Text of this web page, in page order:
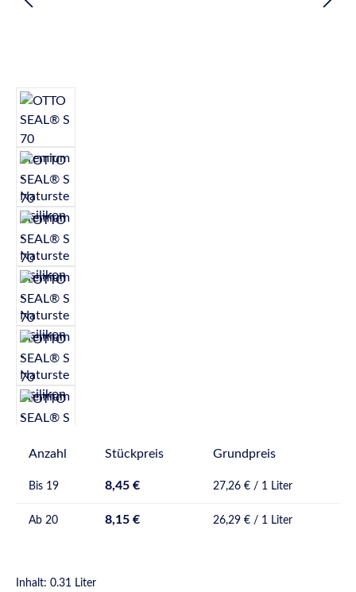
Anzahl Stückpreis Grundpreis
Bis 19 8,45 € 27,26 € / 1 Liter
Ab 20 8,15 € 26,29 € / 1 Liter
Inhalt: 0.31 Liter